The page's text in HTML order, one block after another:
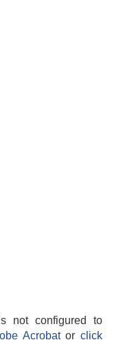
not configured to
Acrobatorclick